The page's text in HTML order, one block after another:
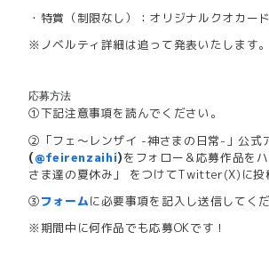
・特賞（制限なし）：オリジナルクオカード
※ノベルティ詳細は追って発表いたします。
応募方法
①下記注意事項を読んでください。
②「フェ～レンザイ -神さまの日常-」公式
(@feirenzaihi)をフォロー＆応募作品を
さま達の夏休み」 をつけてTwitter(X)に投
③フォームに必要事項を記入し送信してくだ
※期間中に何作品でも応募OKです！